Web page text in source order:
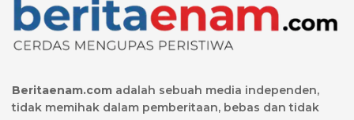
Beritaenam.com adalah sebuah media independen,
tidak memihak dalam pemberitaan, bebas dan tidak